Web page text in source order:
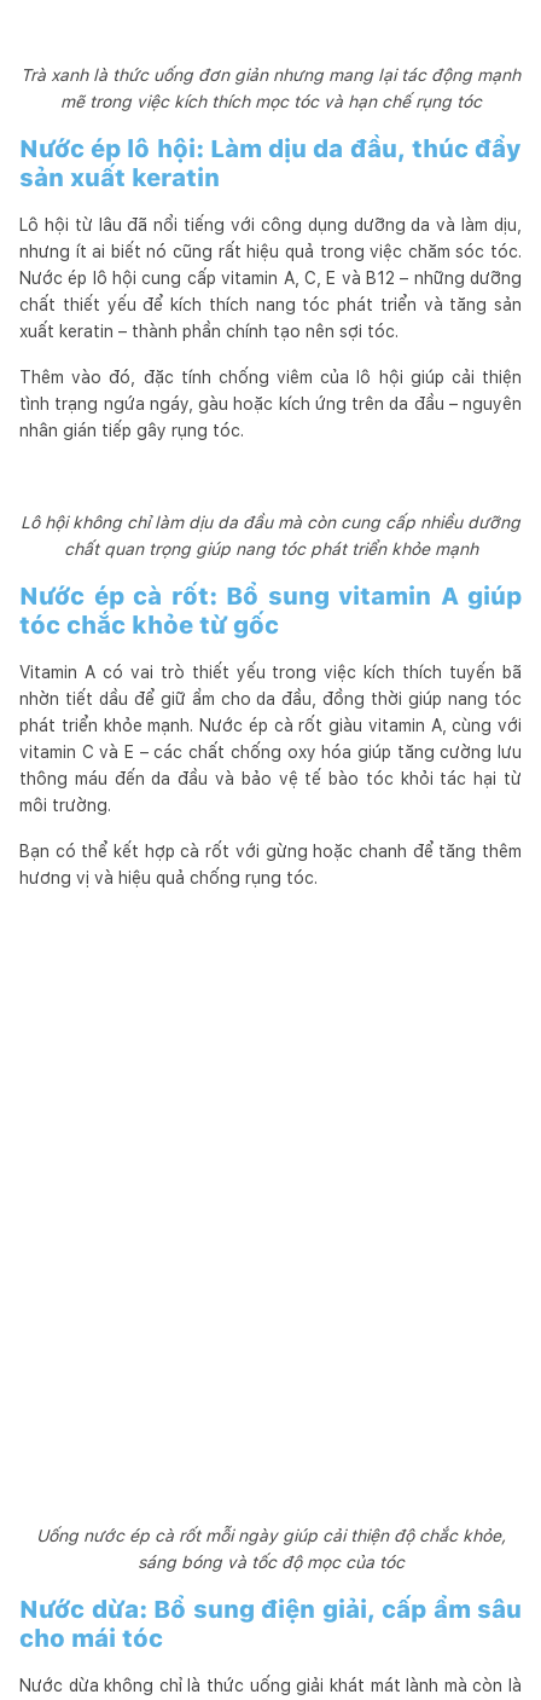
Trà xanh là thức uống đơn giản nhưng mang lại tác động mạnh
mẽ trong việc kích thích mọc tóc và hạn chế rụng tóc
Nước ép lô hội: Làm dịu da đầu, thúc đẩy
sản xuất keratin
Lô hội từ lâu đã nổi tiếng với công dụng dưỡng da và làm dịu,
nhưng ít ai biết nó cũng rất hiệu quả trong việc chăm sóc tóc.
Nước ép lô hội cung cấp vitamin A, C, E và B12 – những dưỡng
chất thiết yếu để kích thích nang tóc phát triển và tăng sản
xuất keratin – thành phần chính tạo nên sợi tóc.
Thêm vào đó, đặc tính chống viêm của lô hội giúp cải thiện
tình trạng ngứa ngáy, gàu hoặc kích ứng trên da đầu – nguyên
nhân gián tiếp gây rụng tóc.
Lô hội không chỉ làm dịu da đầu mà còn cung cấp nhiều dưỡng
chất quan trọng giúp nang tóc phát triển khỏe mạnh
Nước ép cà rốt: Bổ sung vitamin A giúp
tóc chắc khỏe từ gốc
Vitamin A có vai trò thiết yếu trong việc kích thích tuyến bã
nhờn tiết dầu để giữ ẩm cho da đầu, đồng thời giúp nang tóc
phát triển khỏe mạnh. Nước ép cà rốt giàu vitamin A, cùng với
vitamin C và E – các chất chống oxy hóa giúp tăng cường lưu
thông máu đến da đầu và bảo vệ tế bào tóc khỏi tác hại từ
môi trường.
Bạn có thể kết hợp cà rốt với gừng hoặc chanh để tăng thêm
hương vị và hiệu quả chống rụng tóc.
Uống nước ép cà rốt mỗi ngày giúp cải thiện độ chắc khỏe,
sáng bóng và tốc độ mọc của tóc
Nước dừa: Bổ sung điện giải, cấp ẩm sâu
cho mái tóc
Nước dừa không chỉ là thức uống giải khát mát lành mà còn là